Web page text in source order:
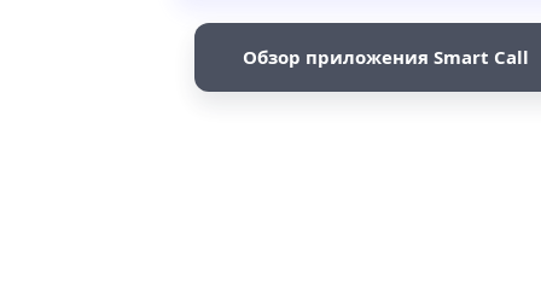
Обзор приложения Smart Call